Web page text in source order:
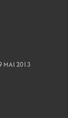
MAI 2013